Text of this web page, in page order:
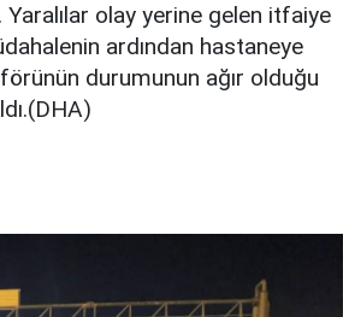
olay yerine gelen itfaiye
ardından hastaneye
durumunun ağır olduğu